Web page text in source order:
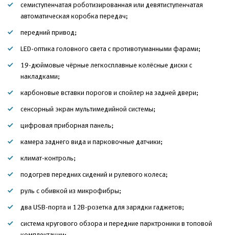
семиступенчатая роботизированная или девятиступенчатая
автоматическая коробка передач;
передний привод;
LED-оптика головного света с противотуманными фарами;
19-дюймовые чёрные легкосплавные колёсные диски с
накладками;
карбоновые вставки порогов и спойлер на задней двери;
сенсорный экран мультимедийной системы;
цифровая приборная панель;
камера заднего вида и парковочные датчики;
климат-контроль;
подогрев передних сидений и рулевого колеса;
руль с обивкой из микрофибры;
два USB-порта и 12В-розетка для зарядки гаджетов;
система кругового обзора и передние парктроники в топовой